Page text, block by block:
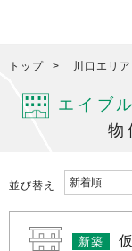
トップ 川口エリア
エイブ
物
並び替え
新築